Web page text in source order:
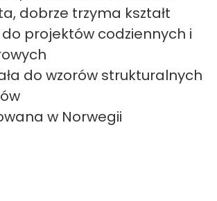
dobrze trzyma kształt
projektów codziennych i
do wzorów strukturalnych
w Norwegii